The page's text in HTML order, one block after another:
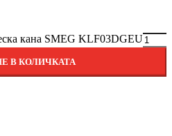
кана SMEG KLF03DGEU
В КОЛИЧКАТА